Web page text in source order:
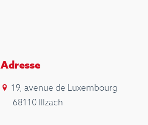
Adresse
19, avenue de Luxembourg
68110 Illzach